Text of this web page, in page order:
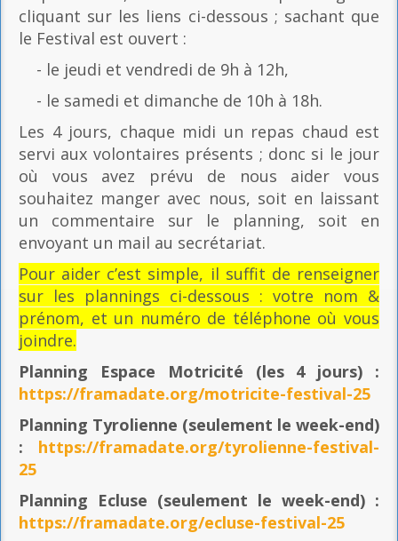
cliquant sur les liens ci-dessous ; sachant que
le Festival est ouvert :
- le jeudi et vendredi de 9h à 12h,
- le samedi et dimanche de 10h à 18h.
Les 4 jours, chaque midi un repas chaud est
servi aux volontaires présents ; donc si le jour
où vous avez prévu de nous aider vous
souhaitez manger avec nous, soit en laissant
un commentaire sur le planning, soit en
envoyant un mail au secrétariat.
Pour aider c’est simple, il suffit de renseigner
sur les plannings ci-dessous : votre nom &
prénom, et un numéro de téléphone où vous
joindre.
Planning Espace Motricité (les 4 jours) :
https://framadate.org/motricite-festival-25
Planning Tyrolienne (seulement le week-end)
: https://framadate.org/tyrolienne-festival-
25
Planning Ecluse (seulement le week-end) :
https://framadate.org/ecluse-festival-25